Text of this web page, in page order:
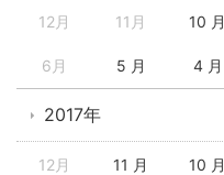
12月 11月 10 月
6月 5 月 4 月
2017年
12月 11 月 10 月